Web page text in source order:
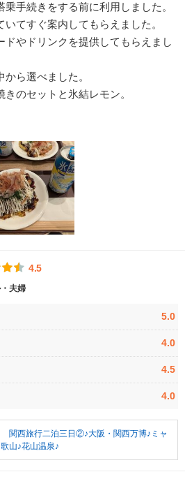
手続きをする前に利用しました。
てすぐ案内してもらえました。
ドやドリンクを提供してもらえまし
ら選べました。
のセットと氷結レモン。
4.5
夫婦
5.0
4.0
4.5
4.0
関西旅行二泊三日②♪大阪・関西万博♪ミャ
山♪花山温泉♪